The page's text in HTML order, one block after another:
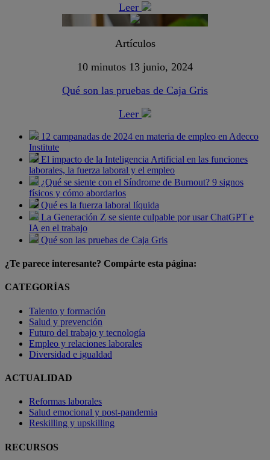
Leer
Artículos
10 minutos 13 junio, 2024
Qué son las pruebas de Caja Gris
Leer
12 campanadas de 2024 en materia de empleo en Adecco
Institute
El impacto de la Inteligencia Artificial en las funciones
laborales, la fuerza laboral y el empleo
¿Qué se siente con el Síndrome de Burnout? 9 signos
físicos y cómo abordarlos
Qué es la fuerza laboral líquida
La Generación Z se siente culpable por usar ChatGPT e
IA en el trabajo
Qué son las pruebas de Caja Gris
¿Te parece interesante? Compárte esta página:
CATEGORÍAS
Talento y formación
Salud y prevención
Futuro del trabajo y tecnología
Empleo y relaciones laborales
Diversidad e igualdad
ACTUALIDAD
Reformas laborales
Salud emocional y post-pandemia
Reskilling y upskilling
RECURSOS